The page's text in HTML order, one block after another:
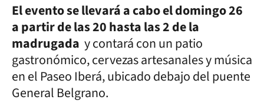
El evento se llevará a cabo el domingo 26
a partir de las 20 hasta las 2 de la
madrugada y contará con un patio
gastronómico, cervezas artesanales y música
en el Paseo Iberá, ubicado debajo del puente
General Belgrano.